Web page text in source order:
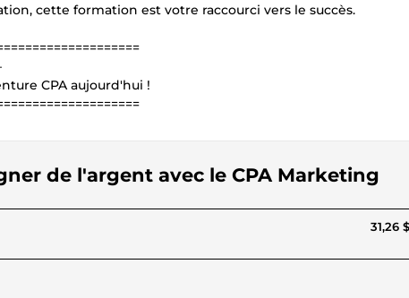
cette formation est votre raccourci vers le succès.
CPA aujourd'hui !
de l'argent avec le CPA Marketing
31,26